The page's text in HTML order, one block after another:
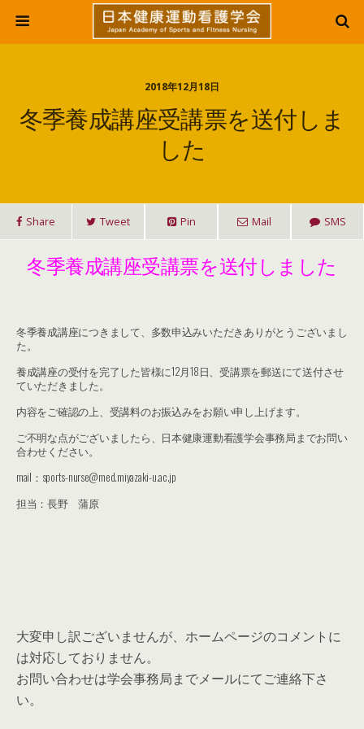
2018年12月18日
冬季養成講座受講票を送付しま
した
Share Tweet Pin Mail SMS
冬季養成講座受講票を送付しました
冬季養成講座につきまして、多数申込みいただきありがとうございまし
た。
養成講座の受付を完了した皆様に12月18日、受講票を郵送にて送付させ
ていただきました。
内容をご確認の上、受講料のお振込みをお願い申し上げます。
ご不明な点がございましたら、日本健康運動看護学会事務局までお問い
合わせください。
mail：sports-nurse@med.miyazaki-u.ac.jp
担当：長野 蒲原
大変申し訳ございませんが、ホームページのコメントに
は対応しておりません。
お問い合わせは学会事務局までメールにてご連絡下さ
い。